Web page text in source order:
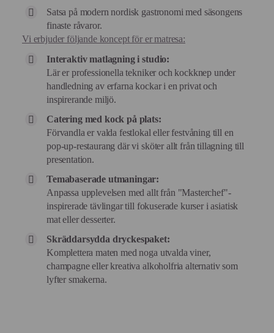
Satsa på modern nordisk gastronomi med säsongens
finaste råvaror.
Vi erbjuder följande koncept för er matresa:
Interaktiv matlagning i studio:
Lär er professionella tekniker och kockknep under
handledning av erfarna kockar i en privat och
inspirerande miljö.
Catering med kock på plats:
Förvandla er valda festlokal eller festvåning till en
pop-up-restaurang där vi sköter allt från tillagning till
presentation.
Temabaserade utmaningar:
Anpassa upplevelsen med allt från "Masterchef"-
inspirerade tävlingar till fokuserade kurser i asiatisk
mat eller desserter.
Skräddarsydda dryckespaket:
Komplettera maten med noga utvalda viner,
champagne eller kreativa alkoholfria alternativ som
lyfter smakerna.